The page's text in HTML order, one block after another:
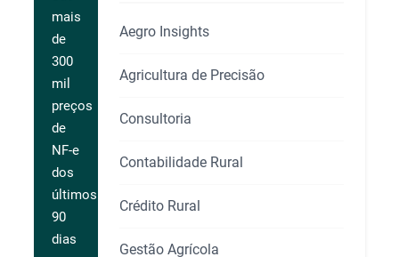
mais
de
300
mil
preços
de
NF-e
dos
últimos
90
dias
Aegro Insights
Agricultura de Precisão
Consultoria
Contabilidade Rural
Crédito Rural
Gestão Agrícola